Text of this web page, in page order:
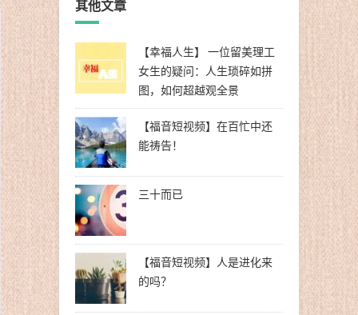
其他文章
【幸福人生】 一位留美理工
女生的疑问：人生琐碎如拼
图，如何超越观全景
【福音短视频】在百忙中还
能祷告！
三十而已
【福音短视频】人是进化来
的吗？